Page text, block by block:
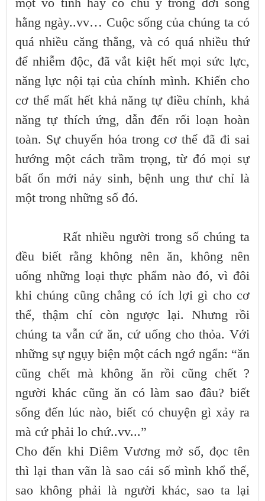
hằng ngày..vv… Cuộc sống của chúng ta có
quá nhiều căng thẳng, và có quá nhiều thứ
để nhiễm độc, đã vắt kiệt hết mọi sức lực,
năng lực nội tại của chính mình. Khiến cho
cơ thể mất hết khả năng tự điều chỉnh, khả
năng tự thích ứng, dẫn đến rối loạn hoàn
toàn. Sự chuyển hóa trong cơ thể đã đi sai
hướng một cách trầm trọng, từ đó mọi sự
bất ổn mới nảy sinh, bệnh ung thư chỉ là
một trong những số đó.
Rất nhiều người trong số chúng ta
đều biết rằng không nên ăn, không nên
uống những loại thực phẩm nào đó, vì đôi
khi chúng cũng chẳng có ích lợi gì cho cơ
thể, thậm chí còn ngược lại. Nhưng rồi
chúng ta vẫn cứ ăn, cứ uống cho thỏa. Với
những sự ngụy biện một cách ngớ ngẩn: “ăn
cũng chết mà không ăn rồi cũng chết ?
người khác cũng ăn có làm sao đâu? biết
sống đến lúc nào, biết có chuyện gì xảy ra
mà cứ phải lo chứ..vv...”
Cho đến khi Diêm Vương mở sổ, đọc tên
thì lại than vãn là sao cái số mình khổ thế,
sao không phải là người khác, sao ta lại